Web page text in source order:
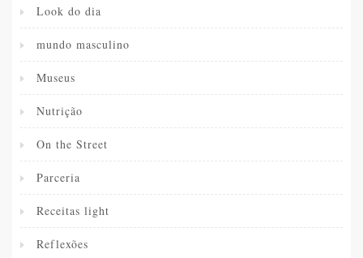
Look do dia
mundo masculino
Museus
Nutrição
On the Street
Parceria
Receitas light
Reflexões